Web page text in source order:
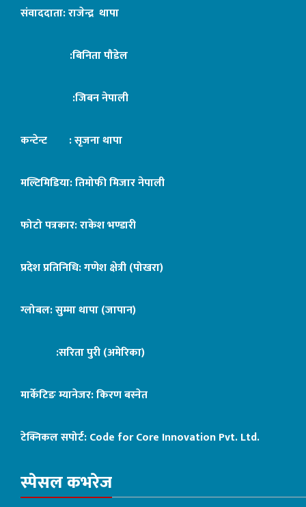
संवाददाता: राजेन्द्र थापा
:बिनिता पौडेल
:जिबन नेपाली
कन्टेन्ट : सृजना थापा
मल्टिमिडिया: तिमोफी मिजार नेपाली
फोटो पत्रकार: राकेश भण्डारी
प्रदेश प्रतिनिधि: गणेश क्षेत्री (पोखरा)
ग्लोबल: सुम्मा थापा (जापान)
:सरिता पुरी (अमेरिका)
मार्केटिङ म्यानेजर: किरण बस्नेत
टेक्निकल सपोर्ट:Code for Core Innovation Pvt. Ltd.
स्पेसल कभरेज